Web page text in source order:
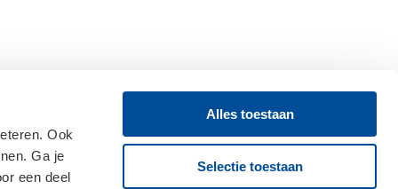
Ook
Ga je
een deel
Alles toestaan
Selectie toestaan